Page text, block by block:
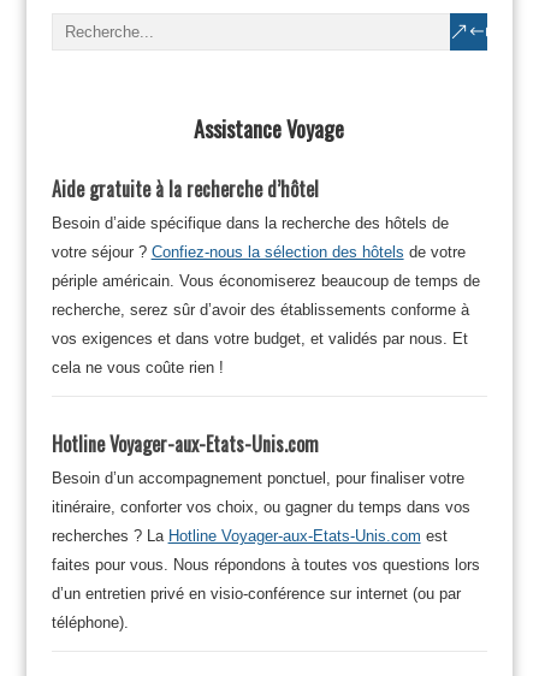
Assistance Voyage
Aide gratuite à la recherche d’hôtel
Besoin d’aide spécifique dans la recherche des hôtels de
votre séjour ? Confiez-nous la sélection des hôtels de votre
périple américain. Vous économiserez beaucoup de temps de
recherche, serez sûr d’avoir des établissements conforme à
vos exigences et dans votre budget, et validés par nous. Et
cela ne vous coûte rien !
Hotline Voyager-aux-Etats-Unis.com
Besoin d’un accompagnement ponctuel, pour finaliser votre
itinéraire, conforter vos choix, ou gagner du temps dans vos
recherches ? La Hotline Voyager-aux-Etats-Unis.com est
faites pour vous. Nous répondons à toutes vos questions lors
d’un entretien privé en visio-conférence sur internet (ou par
téléphone).